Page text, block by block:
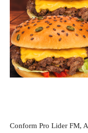
Conform Pro Lider FM,